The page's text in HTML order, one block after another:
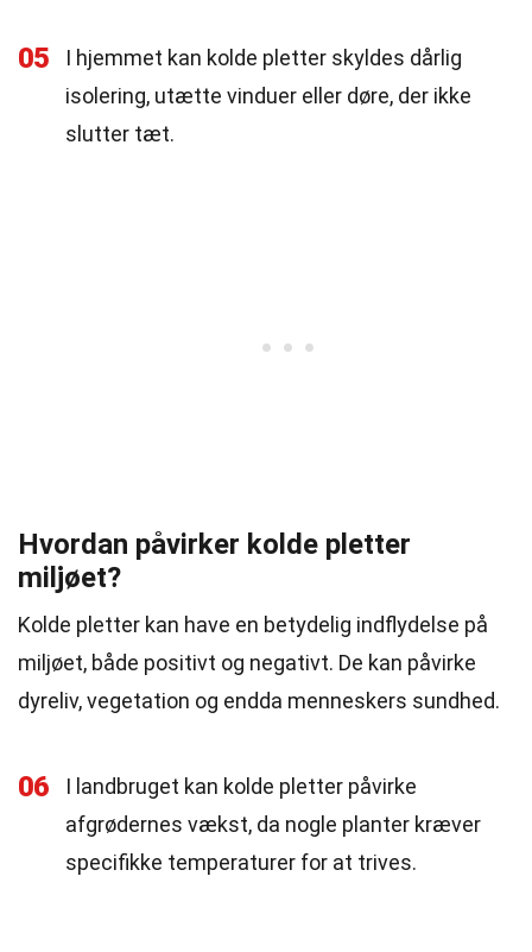
05
I hjemmet kan kolde pletter skyldes dårlig
isolering, utætte vinduer eller døre, der ikke
slutter tæt.
Hvordan påvirker kolde pletter
miljøet?
Kolde pletter kan have en betydelig indflydelse på
miljøet, både positivt og negativt. De kan påvirke
dyreliv, vegetation og endda menneskers sundhed.
06
I landbruget kan kolde pletter påvirke
afgrødernes vækst, da nogle planter kræver
specifikke temperaturer for at trives.